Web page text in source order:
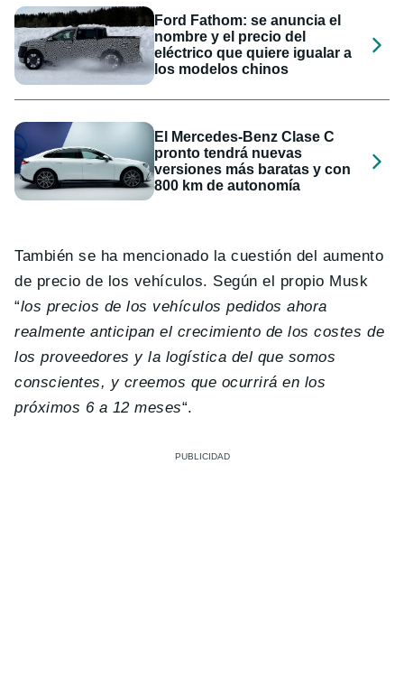
Ford Fathom: se anuncia el
nombre y el precio del
eléctrico que quiere igualar a
los modelos chinos
El Mercedes-Benz Clase C
pronto tendrá nuevas
versiones más baratas y con
800 km de autonomía
También se ha mencionado la cuestión del aumento
de precio de los vehículos. Según el propio Musk
“los precios de los vehículos pedidos ahora
realmente anticipan el crecimiento de los costes de
los proveedores y la logística del que somos
conscientes, y creemos que ocurrirá en los
próximos 6 a 12 meses“.